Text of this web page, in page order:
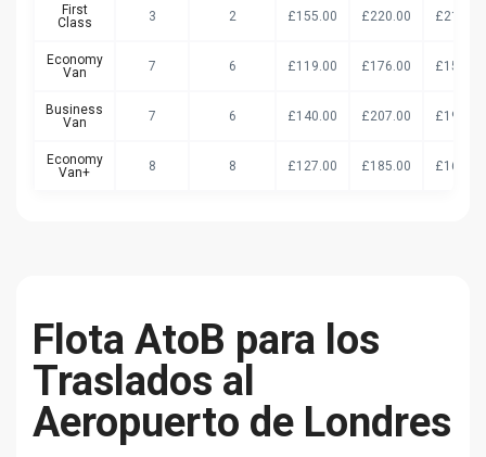
First
Class
3 2 £155.00 £220.00 £211.00
Economy
Van
7 6 £119.00 £176.00 £158.00
Business
Van
7 6 £140.00 £207.00 £193.00
Economy
Van+
8 8 £127.00 £185.00 £167.00
Flota AtoB para los
Traslados al
Aeropuerto de Londres